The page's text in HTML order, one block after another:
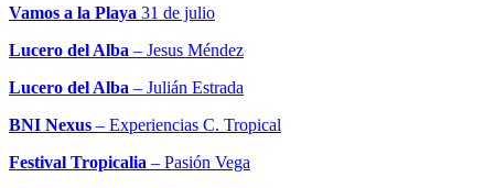
Vamos a la Playa 31 de julio
Lucero del Alba – Jesus Méndez
Lucero del Alba – Julián Estrada
BNI Nexus – Experiencias C. Tropical
Festival Tropicalia – Pasión Vega